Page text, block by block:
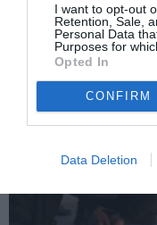
I want to opt-out
Retention, Sale,
Personal Data
Purposes for
Opted In
CONFIRM
Data Deletion
ANCHE: